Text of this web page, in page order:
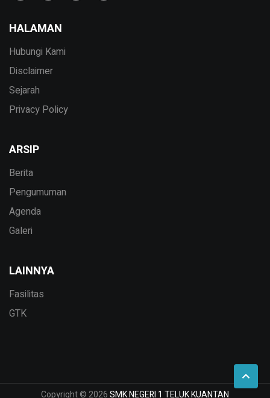
HALAMAN
Hubungi Kami
Disclaimer
Sejarah
Privacy Policy
ARSIP
Berita
Pengumuman
Agenda
Galeri
LAINNYA
Fasilitas
GTK
Copyright © 2026SMK NEGERI 1 TELUK KUANTAN